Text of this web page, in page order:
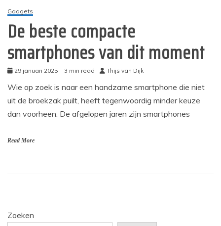
Gadgets
De beste compacte
smartphones van dit moment
29 januari 2025 3 min read Thijs van Dijk
Wie op zoek is naar een handzame smartphone die niet
uit de broekzak puilt, heeft tegenwoordig minder keuze
dan voorheen. De afgelopen jaren zijn smartphones
Read More
Zoeken